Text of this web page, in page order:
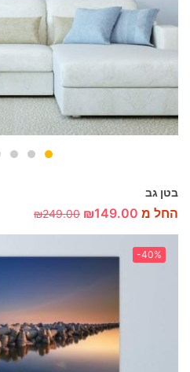
בטן גב
החל מ ₪149.00
₪249.00
-40%